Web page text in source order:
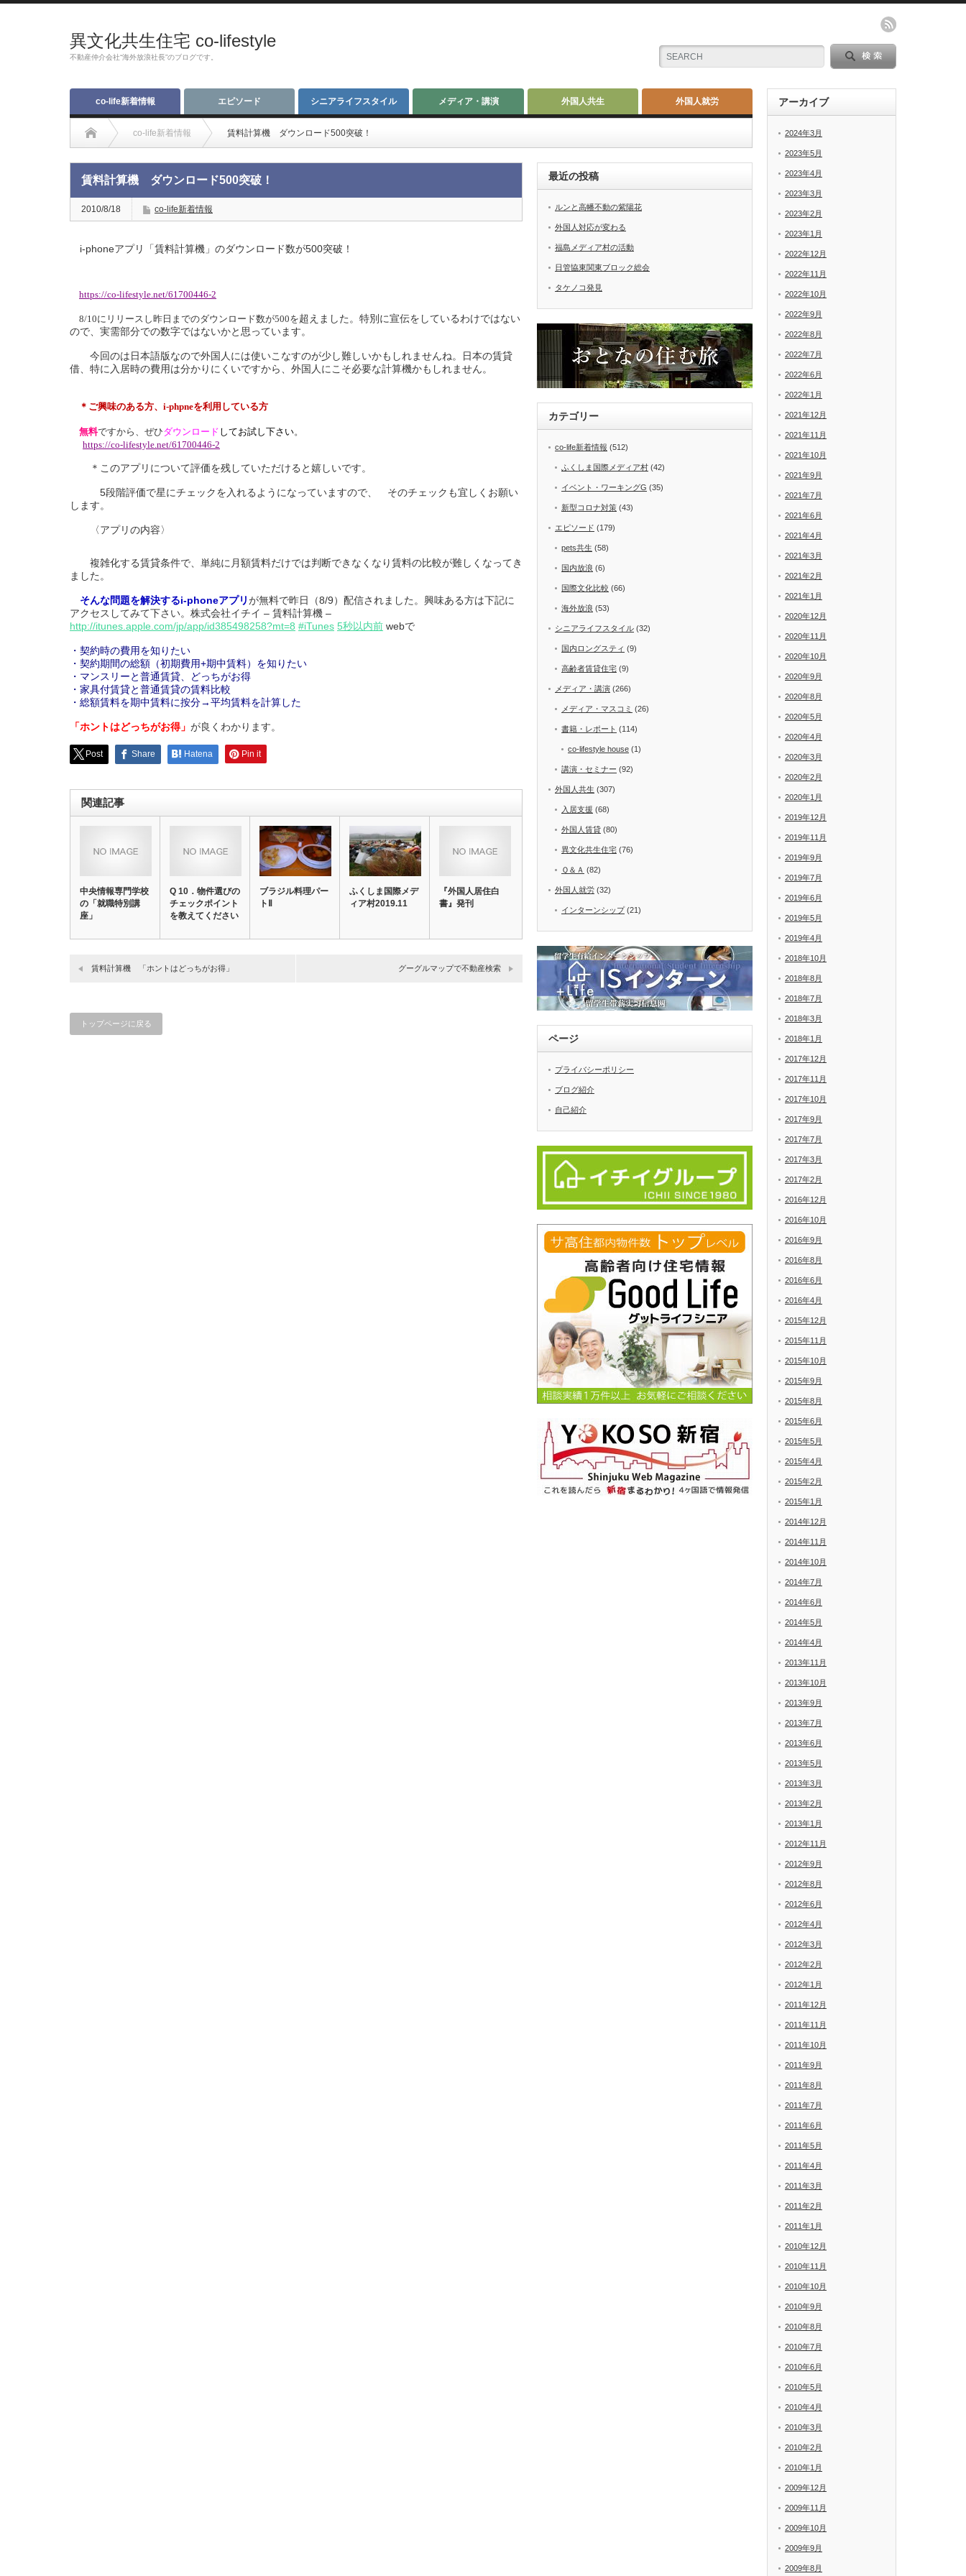
異文化共生住宅 co-lifestyle
不動産仲介会社“海外放浪社長”のブログです。
co-life新着情報 エピソード シニアライフスタイル メディア・講演 外国人共生 外国人就労
co-life新着情報 賃料計算機 ダウンロード500突破！
賃料計算機 ダウンロード500突破！
2010/8/18 co-life新着情報
i-phoneアプリ「賃料計算機」のダウンロード数が500突破！
https://co-lifestyle.net/61700446-2
8/10にリリースし昨日までのダウンロード数が500を超えました。特別に宣伝をしているわけではない
ので、実需部分での数字ではないかと思っています。
今回のは日本語版なので外国人には使いこなすのが少し難しいかもしれませんね。日本の賃貸
借、特に入居時の費用は分かりにくいですから、外国人にこそ必要な計算機かもしれません。
＊ご興味のある方、i-phpneを利用している方
無料ですから、ぜひダウンロード してお試し下さい。
https://co-lifestyle.net/61700446-2
＊このアプリについて評価を残していただけると嬉しいです。
5段階評価で星にチェックを入れるようになっていますので、 そのチェックも宜しくお願い
します。
〈アプリの内容〉
複雑化する賃貸条件で、単純に月額賃料だけでは判断できなくなり賃料の比較が難しくなってき
ました。
そんな問題を解決するi-phoneアプリが無料で昨日（8/9）配信されました。興味ある方は下記に
アクセスしてみて下さい。株式会社イチイ – 賃料計算機 –
http://itunes.apple.com/jp/app/id385498258?mt=8 #iTunes 5秒以内前 webで
・契約時の費用を知りたい
・契約期間の総額（初期費用+期中賃料）を知りたい
・マンスリーと普通賃貸、どっちがお得
・家具付賃貸と普通賃貸の賃料比較
・総額賃料を期中賃料に按分→平均賃料を計算した
「ホントはどっちがお得」 が良くわかります。
Post Share Hatena Pin it
関連記事
中央情報専門学校
の「就職特別講
座」
Q 10．物件選びの
チェックポイント
を教えてください
ブラジル料理パー
トⅡ
ふくしま国際メデ
ィア村2019.11
『外国人居住白
書』発刊
賃料計算機 「ホントはどっちがお得」 グーグルマップで不動産検索
トップページに戻る
最近の投稿
ルンと高幡不動の紫陽花
外国人対応が変わる
福島メディア村の活動
日管協東関東ブロック総会
タケノコ発見
カテゴリー
co-life新着情報 (512)
ふくしま国際メディア村 (42)
イベント・ワーキングG (35)
新型コロナ対策 (43)
エピソード (179)
pets共生 (58)
国内放浪 (6)
国際文化比較 (66)
海外放浪 (53)
シニアライフスタイル (32)
国内ロングスティ (9)
高齢者賃貸住宅 (9)
メディア・講演 (266)
メディア・マスコミ (26)
書籍・レポート (114)
co-lifestyle house (1)
講演・セミナー (92)
外国人共生 (307)
入居支援 (68)
外国人賃貸 (80)
異文化共生住宅 (76)
Ｑ＆Ａ (82)
外国人就労 (32)
インターンシップ(21)
ページ
プライバシーポリシー
ブログ紹介
自己紹介
アーカイブ
2024年3月
2023年5月
2023年4月
2023年3月
2023年2月
2023年1月
2022年12月
2022年11月
2022年10月
2022年9月
2022年8月
2022年7月
2022年6月
2022年1月
2021年12月
2021年11月
2021年10月
2021年9月
2021年7月
2021年6月
2021年4月
2021年3月
2021年2月
2021年1月
2020年12月
2020年11月
2020年10月
2020年9月
2020年8月
2020年5月
2020年4月
2020年3月
2020年2月
2020年1月
2019年12月
2019年11月
2019年9月
2019年7月
2019年6月
2019年5月
2019年4月
2018年10月
2018年8月
2018年7月
2018年3月
2018年1月
2017年12月
2017年11月
2017年10月
2017年9月
2017年7月
2017年3月
2017年2月
2016年12月
2016年10月
2016年9月
2016年8月
2016年6月
2016年4月
2015年12月
2015年11月
2015年10月
2015年9月
2015年8月
2015年6月
2015年5月
2015年4月
2015年2月
2015年1月
2014年12月
2014年11月
2014年10月
2014年7月
2014年6月
2014年5月
2014年4月
2013年11月
2013年10月
2013年9月
2013年7月
2013年6月
2013年5月
2013年3月
2013年2月
2013年1月
2012年11月
2012年9月
2012年8月
2012年6月
2012年4月
2012年3月
2012年2月
2012年1月
2011年12月
2011年11月
2011年10月
2011年9月
2011年8月
2011年7月
2011年6月
2011年5月
2011年4月
2011年3月
2011年2月
2011年1月
2010年12月
2010年11月
2010年10月
2010年9月
2010年8月
2010年7月
2010年6月
2010年5月
2010年4月
2010年3月
2010年2月
2010年1月
2009年12月
2009年11月
2009年10月
2009年9月
2009年8月